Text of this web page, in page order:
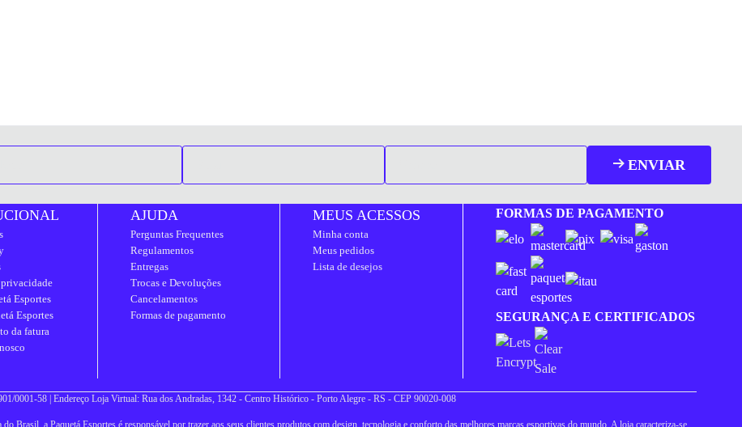
ENVIAR
Esportes
Esportes
da fatura
AJUDA
Perguntas Frequentes
Regulamentos
Entregas
Trocas e Devoluções
Cancelamentos
Formas de pagamento
MEUS ACESSOS
Minha conta
Meus pedidos
Lista de desejos
FORMAS DE PAGAMENTO
SEGURANÇA E CERTIFICADOS
0001-58 | Endereço Loja Virtual: Rua dos Andradas, 1342 - Centro Histórico - Porto Alegre - RS - CEP 90020-008
Brasil, a Paquetá Esportes é responsável por trazer aos seus clientes produtos com design, tecnologia e conforto das melhores marcas esportivas do mundo. A loja caracteriza-se